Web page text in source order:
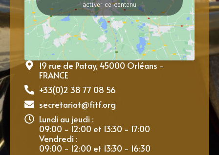
activer ce contenu
19 rue de Patay, 45000 Orléans -
FRANCE
+33(0)2 38 77 08 56
secretariat@fitf.org
Lundi au jeudi :
09:00 - 12:00 et 13:30 - 17:00
Vendredi :
09:00 - 12:00 et 13:30 - 16:30